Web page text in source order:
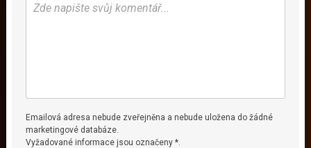
Emailová adresa nebude zveřejněna a nebude uložena do žádné
marketingové databáze.
Vyžadované informace jsou označeny *.